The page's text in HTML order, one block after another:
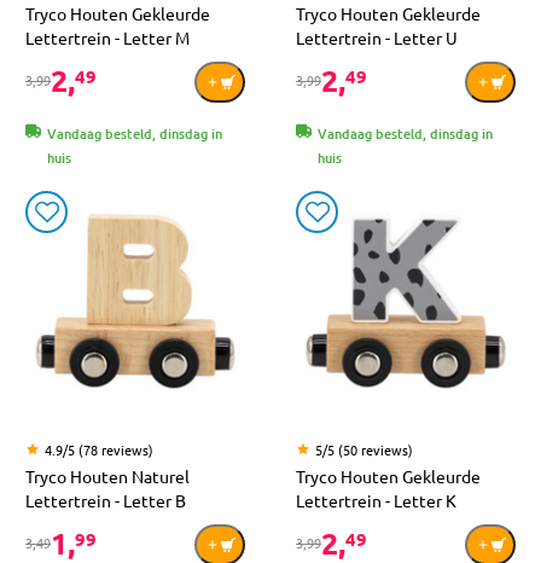
Tryco Houten Gekleurde
Lettertrein - Letter M
3,992,49
Vandaag besteld, dinsdag in
huis
Tryco Houten Gekleurde
Lettertrein - Letter U
3,992,49
Vandaag besteld, dinsdag in
huis
4.9/5 (78 reviews)
Tryco Houten Naturel
Lettertrein - Letter B
3,491,99
5/5 (50 reviews)
Tryco Houten Gekleurde
Lettertrein - Letter K
3,992,49